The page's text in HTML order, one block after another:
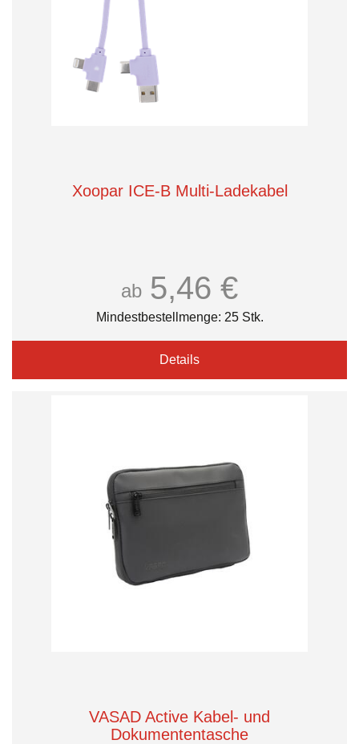
Xoopar ICE-B Multi-Ladekabel
ab 5,46 €
Mindestbestellmenge: 25 Stk.
Details
VASAD Active Kabel- und
Dokumententasche